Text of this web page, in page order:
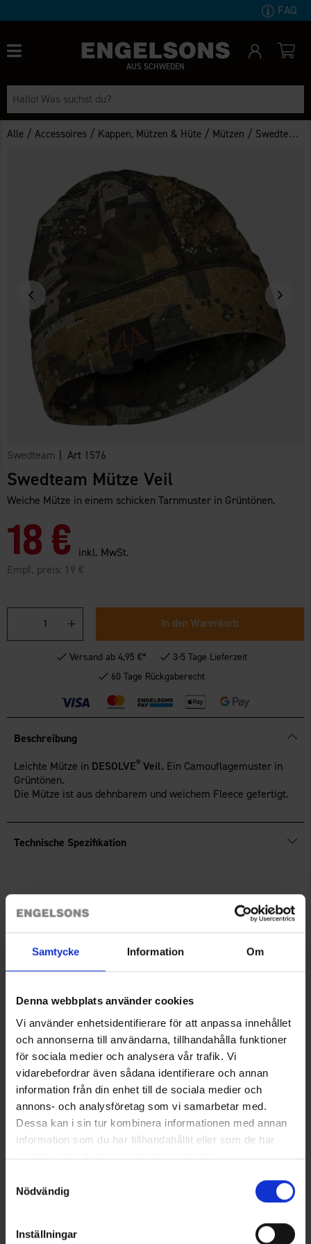
Samtycke Information Om
Denna webbplats använder cookies
Vi använder enhetsidentifierare för att anpassa innehållet
och annonserna till användarna, tillhandahålla funktioner
för sociala medier och analysera vår trafik. Vi
vidarebefordrar även sådana identifierare och annan
information från din enhet till de sociala medier och
annons- och analysföretag som vi samarbetar med.
Dessa kan i sin tur kombinera informationen med annan
information som du har tillhandahållit eller som de har
samlat in när du har använt deras tjänster.
Nödvändig
Inställningar
FAQ
AUS SCHWEDEN
Alle /Accessoires / Kappen, Mützen & Hüte / Mützen / Swedteam Mütze Veil
Swedteam | Art 1576
Swedteam Mütze Veil
Weiche Mütze in einem schicken Tarnmuster in Grüntönen.
18 € inkl. MwSt.
Empf. preis: 19 €
In den Warenkorb
Versand ab 4,95 €*
3-5 Tage Lieferzeit
60 Tage Rückgaberecht
Beschreibung
Leichte Mütze in DESOLVE®Veil. Ein Camouflagemuster in
Grüntönen.
Die Mütze ist aus dehnbarem und weichem Fleece gefertigt.
Technische Spezifikation
Sie benötigen vielleicht auch
Multifunktionstuch Fleece
Ab2,95 €
Socken Coolmax® Grau
Ab6,50 €
Ähnliche Produkte
Andere kauften auch